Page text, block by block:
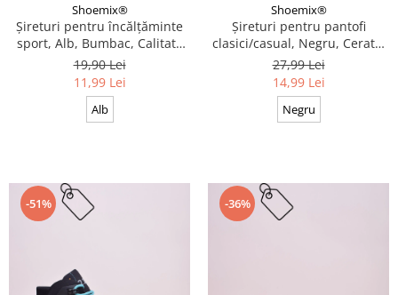
Shoemix®
Șireturi pentru încălțăminte
sport, Alb, Bumbac, Calitate
premium, 100 cm x 0.8 cm
19,90 Lei
11,99 Lei
Alb
Shoemix®
Șireturi pentru pantofi
clasici/casual, Negru, Cerate,
Calitate premium, 110 cm x
0.3 cm
27,99 Lei
14,99 Lei
Negru
-51% -36%